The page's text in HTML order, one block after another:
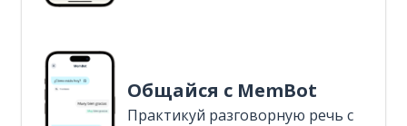
Общайся с MemBot
Практикуй разговорную речь с